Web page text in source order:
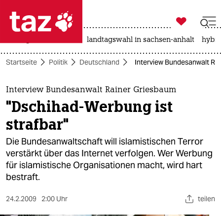
 taz zahl ich
taz zahl ich
themen
politik
öko
gesellschaft
kultur
sport

taz zahl ich
landtagswahl in sachsen-anhalt
Startseite Politik Deutschland Interview Bundesanwalt
Interview Bundesanwalt Rainer Griesbaum
"Dschihad-Werbung ist
strafbar"
Die Bundesanwaltschaft will islamistischen Terror
verstärkt über das Internet verfolgen. Wer Werbung
für islamistische Organisationen macht, wird hart
bestraft.
24.2.2009 2:00 Uhr teilen